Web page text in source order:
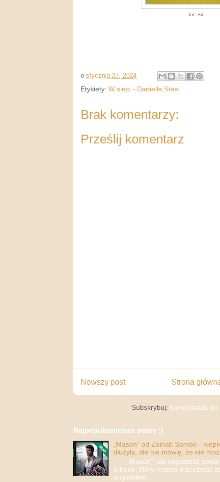
fot. Sil
o stycznia 27, 2024
Etykiety: W sieci - Danielle Steel
Brak komentarzy:
Prześlij komentarz
Nowszy post Strona
Subskrybuj: Komentarze do
Najpopularniejsze posty :)
„Mason” od Zainab Sambo -
dłużyła, ale nie mówię, że nie
„Mason”, jak większość
e-book, który można przeczytać
angielskim....